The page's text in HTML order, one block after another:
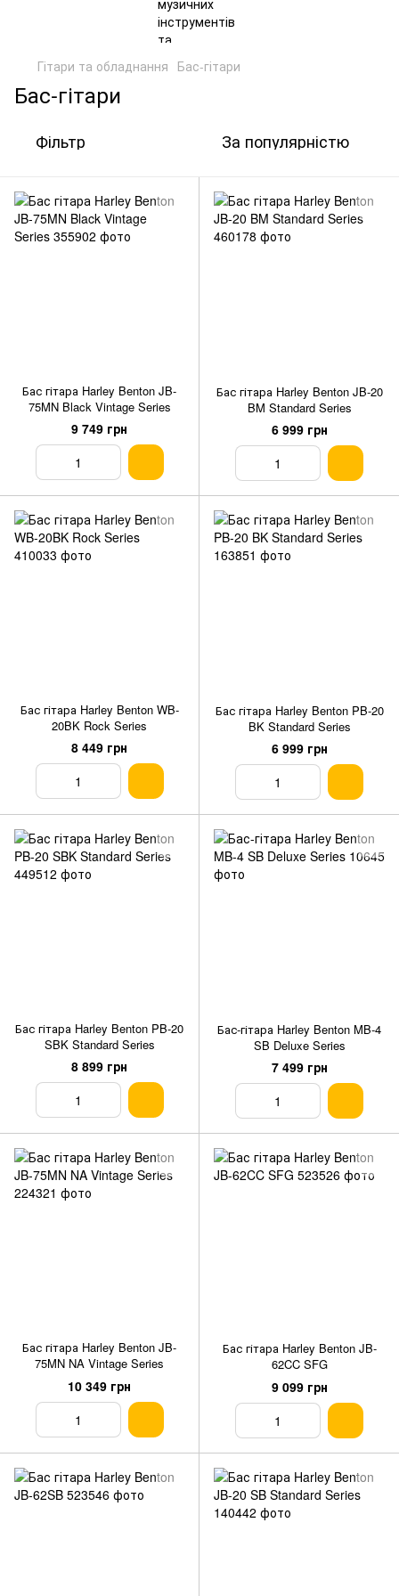
Гітари та обладнання Бас-гітари
Бас-гітари
Фільтр За популярністю
Бас гітара Harley Benton JB-
75MN Black Vintage Series
9 749 грн
Бас гітара Harley Benton JB-20
BM Standard Series
6 999 грн
Бас гітара Harley Benton WB-
20BK Rock Series
8 449 грн
Бас гітара Harley Benton PB-20
BK Standard Series
6 999 грн
Бас гітара Harley Benton PB-20
SBK Standard Series
8 899 грн
Бас-гітара Harley Benton MB-4
SB Deluxe Series
7 499 грн
Бас гітара Harley Benton JB-
75MN NA Vintage Series
10 349 грн
Бас гітара Harley Benton JB-
62CC SFG
9 099 грн